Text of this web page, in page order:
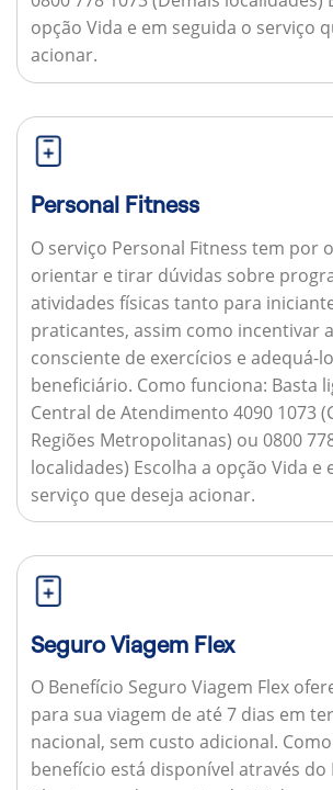
opção Vida e em seguida o serviço
acionar.
Personal Fitness
O serviço Personal Fitness tem por
orientar e tirar dúvidas sobre
atividades físicas tanto para
praticantes, assim como incentivar
consciente de exercícios e adequá-
beneficiário. Como funciona: Basta
Central de Atendimento 4090 1073
Regiões Metropolitanas) ou 0800
localidades) Escolha a opção Vida e
serviço que deseja acionar.
Seguro Viagem Flex
O Benefício Seguro Viagem Flex
para sua viagem de até 7 dias em
nacional, sem custo adicional.
benefício está disponível através do